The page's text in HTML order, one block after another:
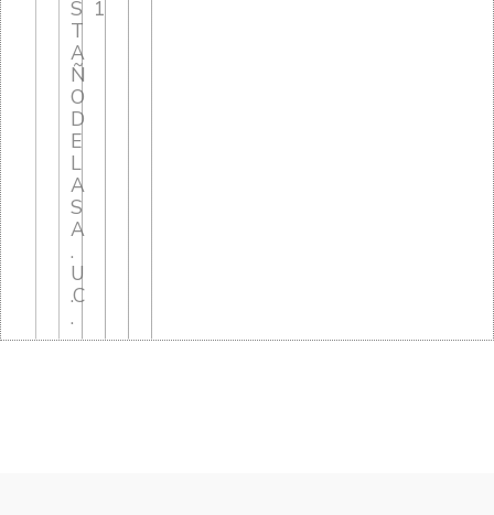
S
T
A
Ñ
O
D
E
L
A
S
A
.
U
.C
.
1